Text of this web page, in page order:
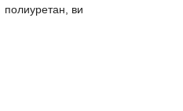
полиуретан, ви